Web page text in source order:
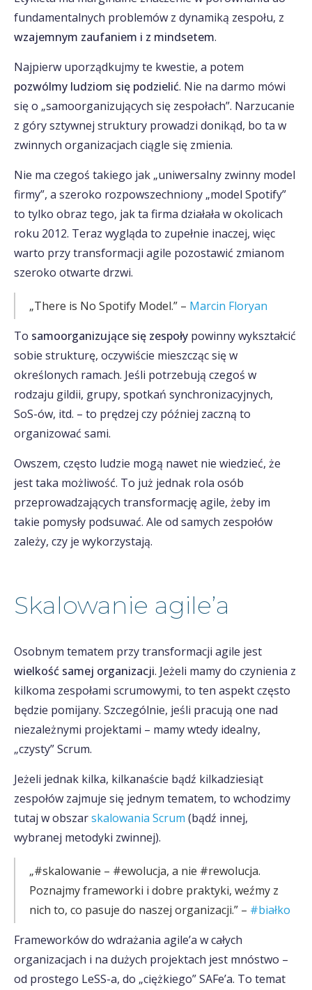
fundamentalnych problemów z dynamiką zespołu, z
wzajemnym zaufaniem i z mindsetem.
Najpierw uporządkujmy te kwestie, a potem
pozwólmy ludziom się podzielić. Nie na darmo mówi
się o „samoorganizujących się zespołach”. Narzucanie
z góry sztywnej struktury prowadzi donikąd, bo ta w
zwinnych organizacjach ciągle się zmienia.
Nie ma czegoś takiego jak „uniwersalny zwinny model
firmy”, a szeroko rozpowszechniony „model Spotify”
to tylko obraz tego, jak ta firma działała w okolicach
roku 2012. Teraz wygląda to zupełnie inaczej, więc
warto przy transformacji agile pozostawić zmianom
szeroko otwarte drzwi.
„There is No Spotify Model.” – Marcin Floryan
To samoorganizujące się zespoły powinny wykształcić
sobie strukturę, oczywiście mieszcząc się w
określonych ramach. Jeśli potrzebują czegoś w
rodzaju gildii, grupy, spotkań synchronizacyjnych,
SoS-ów, itd. – to prędzej czy później zaczną to
organizować sami.
Owszem, często ludzie mogą nawet nie wiedzieć, że
jest taka możliwość. To już jednak rola osób
przeprowadzających transformację agile, żeby im
takie pomysły podsuwać. Ale od samych zespołów
zależy, czy je wykorzystają.
Skalowanie agile’a
Osobnym tematem przy transformacji agile jest
wielkość samej organizacji. Jeżeli mamy do czynienia z
kilkoma zespołami scrumowymi, to ten aspekt często
będzie pomijany. Szczególnie, jeśli pracują one nad
niezależnymi projektami – mamy wtedy idealny,
„czysty” Scrum.
Jeżeli jednak kilka, kilkanaście bądź kilkadziesiąt
zespołów zajmuje się jednym tematem, to wchodzimy
tutaj w obszarskalowania Scrum (bądź innej,
wybranej metodyki zwinnej).
„#skalowanie – #ewolucja, a nie #rewolucja.
Poznajmy frameworki i dobre praktyki, weźmy z
nich to, co pasuje do naszej organizacji.” – #białko
Frameworków do wdrażania agile’a w całych
organizacjach i na dużych projektach jest mnóstwo –
od prostego LeSS-a, do „ciężkiego” SAFe’a. To temat